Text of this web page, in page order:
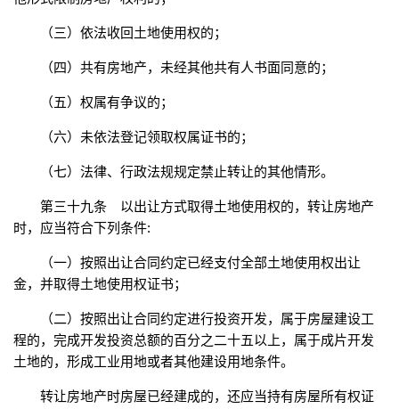
（三）依法收回土地使用权的；
（四）共有房地产，未经其他共有人书面同意的；
（五）权属有争议的；
（六）未依法登记领取权属证书的；
（七）法律、行政法规规定禁止转让的其他情形。
第三十九条 以出让方式取得土地使用权的，转让房地产
时，应当符合下列条件:
（一）按照出让合同约定已经支付全部土地使用权出让
金，并取得土地使用权证书；
（二）按照出让合同约定进行投资开发，属于房屋建设工
程的，完成开发投资总额的百分之二十五以上，属于成片开发
土地的，形成工业用地或者其他建设用地条件。
转让房地产时房屋已经建成的，还应当持有房屋所有权证